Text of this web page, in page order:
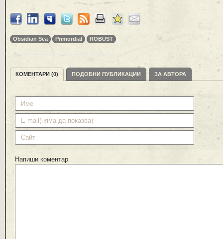
Obsidian Sea Primordial ROBUST
КОМЕНТАРИ (0) ПОДОБНИ ПУБЛИКАЦИИ ЗА АВТОРА
Напиши коментар